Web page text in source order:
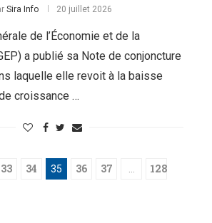
Sira Info 20 juillet 2026
de l’Économie et de la
a publié sa Note de conjoncture
laquelle elle revoit à la baisse
croissance …
33 34 35 36 37 128